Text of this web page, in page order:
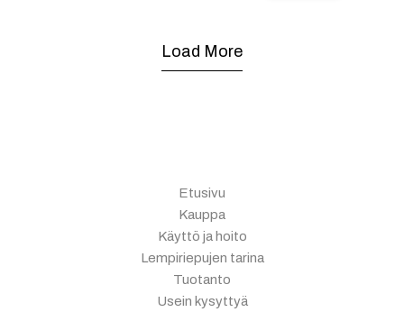
Load More
Etusivu
Kauppa
Käyttö ja hoito
Lempiriepujen tarina
Tuotanto
Usein kysyttyä